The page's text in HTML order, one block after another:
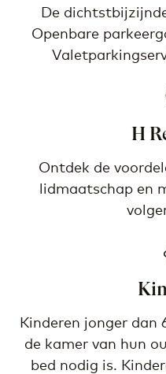
De
Openbare
H
Ontdek de
lidmaatschap en
Kinderen jonger dan
de kamer van hun
bed nodig is.